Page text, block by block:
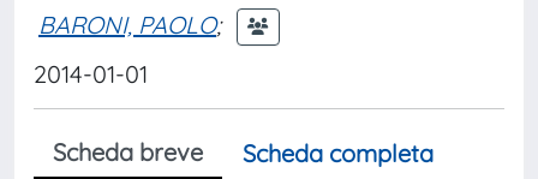
BARONI, PAOLO;
2014-01-01
Scheda breve
Scheda completa